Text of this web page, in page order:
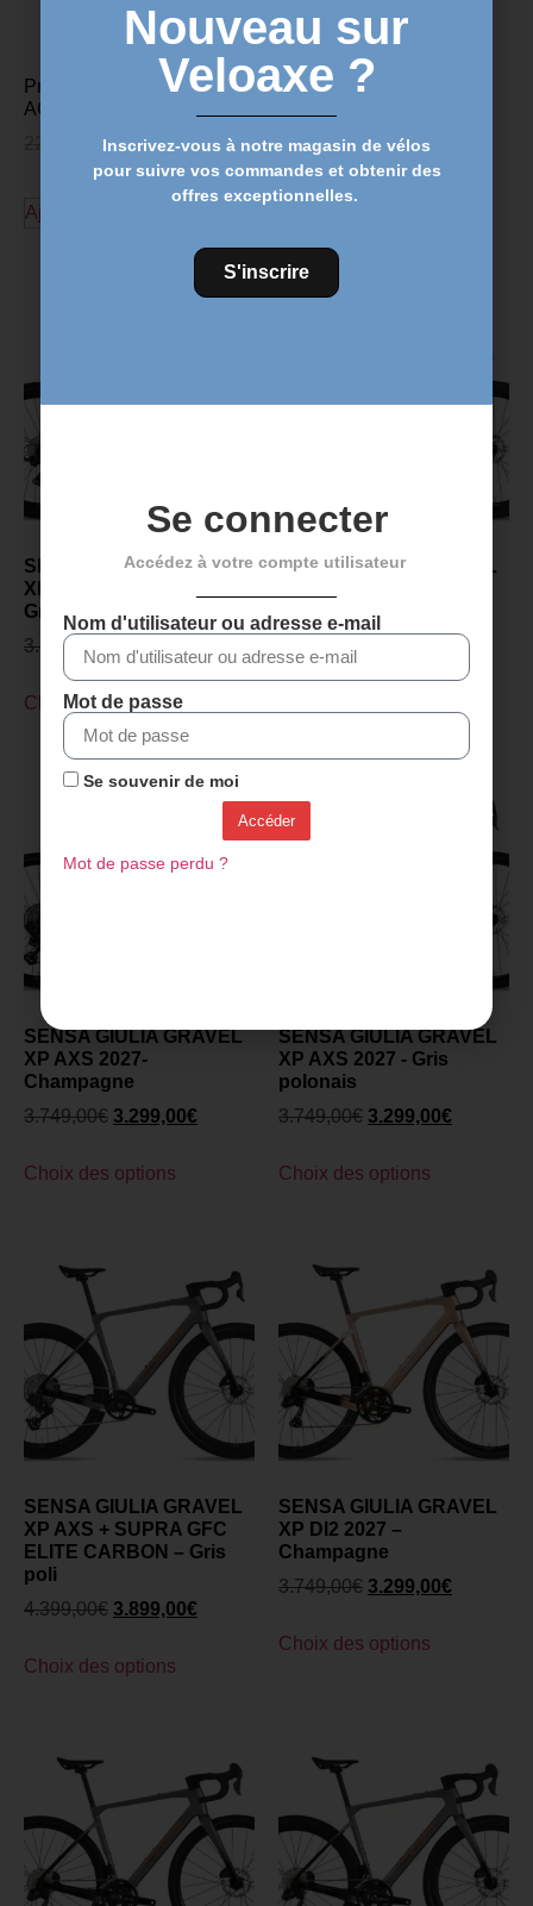
Pneu HUTCHINSON
ACROBAT 700×37
20,89€
Ajouter au panier
Découvrez plus de produits
SENSA GIULIA GRAVEL
XP PROJECT Z 2027 -
Gris polonais
3.299,00
2.899,00
Choix des options
SENSA GIULIA GRAVEL
Champagne
3.299,00€
SENSA GIULIA GRAVEL
XP AXS 2027-
Champagne
3.749,00€ 3.299,00€
Choix des options
SENSA GIULIA GRAVEL
XP AXS 2027 - Gris
polonais
3.749,00€ 3.299,00€
Choix des options
SENSA GIULIA GRAVEL
XP AXS + SUPRA GFC
ELITE CARBON – Gris
poli
4.399,00€ 3.899,00€
Choix des options
SENSA GIULIA GRAVEL
XP DI2 2027 –
Champagne
3.749,00€ 3.299,00€
Choix des options
Nouveau sur
Veloaxe ?
Inscrivez-vous à notre magasin de vélos
pour suivre vos commandes et obtenir des
offres exceptionnelles.
S'inscrire
Se connecter
Accédez à votre compte utilisateur
Nom d'utilisateur ou adresse e-mail
Mot de passe
Se souvenir de moi
Accéder
Mot de passe perdu ?